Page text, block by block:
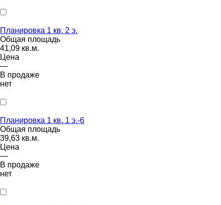
Планировка 1 кв. 2 э.
Общая площадь
41,09 кв.м.
Цена
—
В продаже
нет
Планировка 1 кв. 1 э.-6
Общая площадь
39,63 кв.м.
Цена
—
В продаже
нет